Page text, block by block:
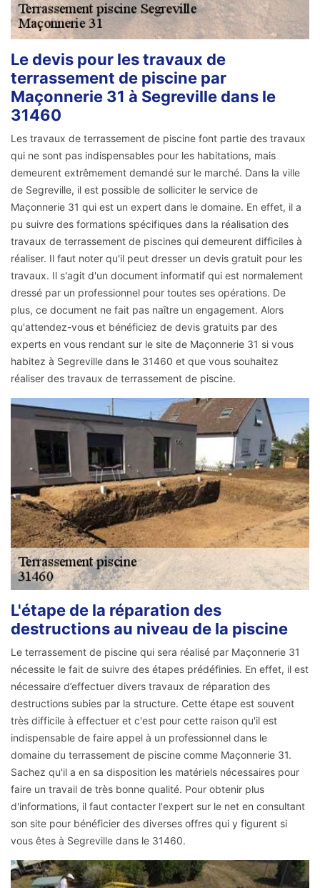
Le devis pour les travaux de
terrassement de piscine par
Maçonnerie 31 à Segreville dans le
31460
Les travaux de terrassement de piscine font partie des travaux
qui ne sont pas indispensables pour les habitations, mais
demeurent extrêmement demandé sur le marché. Dans la ville
de Segreville, il est possible de solliciter le service de
Maçonnerie 31 qui est un expert dans le domaine. En effet, il a
pu suivre des formations spécifiques dans la réalisation des
travaux de terrassement de piscines qui demeurent difficiles à
réaliser. Il faut noter qu'il peut dresser un devis gratuit pour les
travaux. Il s'agit d'un document informatif qui est normalement
dressé par un professionnel pour toutes ses opérations. De
plus, ce document ne fait pas naître un engagement. Alors
qu'attendez-vous et bénéficiez de devis gratuits par des
experts en vous rendant sur le site de Maçonnerie 31 si vous
habitez à Segreville dans le 31460 et que vous souhaitez
réaliser des travaux de terrassement de piscine.
L'étape de la réparation des
destructions au niveau de la piscine
Le terrassement de piscine qui sera réalisé par Maçonnerie 31
nécessite le fait de suivre des étapes prédéfinies. En effet, il est
nécessaire d’effectuer divers travaux de réparation des
destructions subies par la structure. Cette étape est souvent
très difficile à effectuer et c'est pour cette raison qu'il est
indispensable de faire appel à un professionnel dans le
domaine du terrassement de piscine comme Maçonnerie 31.
Sachez qu'il a en sa disposition les matériels nécessaires pour
faire un travail de très bonne qualité. Pour obtenir plus
d'informations, il faut contacter l'expert sur le net en consultant
son site pour bénéficier des diverses offres qui y figurent si
vous êtes à Segreville dans le 31460.